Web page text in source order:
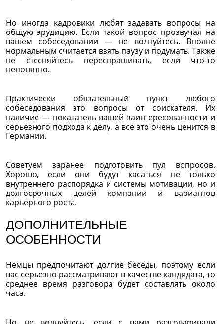
Но иногда кадровики любят задавать вопросы на
общую эрудицию. Если такой вопрос прозвучал на
вашем собеседовании — не волнуйтесь. Вполне
нормальным считается взять паузу и подумать. Также
не стесняйтесь переспрашивать, если что-то
непонятно.
Практически обязательный пункт любого
собеседования это вопросы от соискателя. Их
наличие — показатель вашей заинтересованности и
серьезного подхода к делу, а все это очень ценится в
Германии.
Советуем заранее подготовить пул вопросов.
Хорошо, если они будут касаться не только
внутреннего распорядка и системы мотивации, но и
долгосрочных целей компании и вариантов
карьерного роста.
ДОПОЛНИТЕЛЬНЫЕ
ОСОБЕННОСТИ
Немцы предпочитают долгие беседы, поэтому если
вас серьезно рассматривают в качестве кандидата, то
среднее время разговора будет составлять около
часа.